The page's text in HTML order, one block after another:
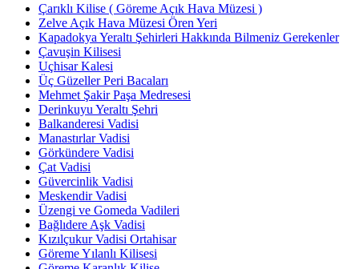
Çarıklı Kilise ( Göreme Açık Hava Müzesi )
Zelve Açık Hava Müzesi Ören Yeri
Kapadokya Yeraltı Şehirleri Hakkında Bilmeniz Gerekenler
Çavuşin Kilisesi
Uçhisar Kalesi
Üç Güzeller Peri Bacaları
Mehmet Şakir Paşa Medresesi
Derinkuyu Yeraltı Şehri
Balkanderesi Vadisi
Manastırlar Vadisi
Görkündere Vadisi
Çat Vadisi
Güvercinlik Vadisi
Meskendir Vadisi
Üzengi ve Gomeda Vadileri
Bağlıdere Aşk Vadisi
Kızılçukur Vadisi Ortahisar
Göreme Yılanlı Kilisesi